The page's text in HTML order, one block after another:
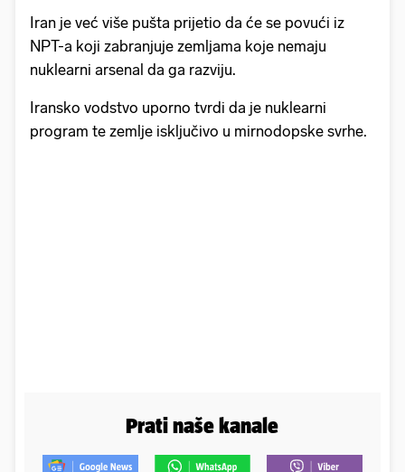
Iran je već više pušta prijetio da će se povući iz
NPT-a koji zabranjuje zemljama koje nemaju
nuklearni arsenal da ga razviju.
Iransko vodstvo uporno tvrdi da je nuklearni
program te zemlje isključivo u mirnodopske svrhe.
Prati naše kanale